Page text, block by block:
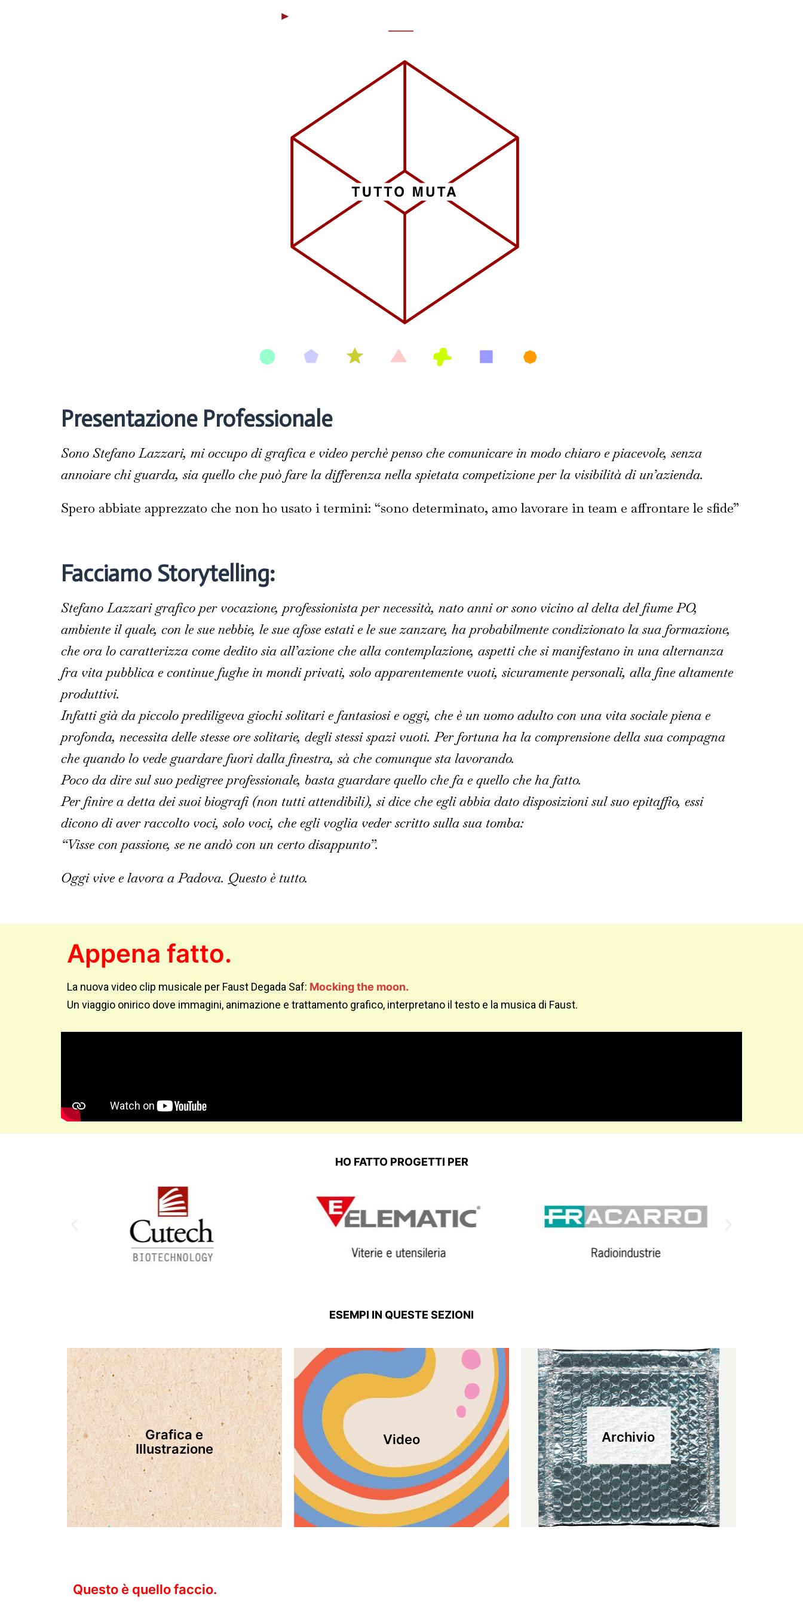
Presentazione Professionale
Sono Stefano Lazzari, mi occupo di grafica e video perchè penso che comunicare in modo chiaro e piacevole, senza
annoiare chi guarda, sia quello che può fare la differenza nella spietata competizione per la visibilità di un’azienda.
Spero abbiate apprezzato che non ho usato i termini: “sono determinato, amo lavorare in team e affrontare le sfide”
Facciamo Storytelling:
Stefano Lazzari grafico per vocazione, professionista per necessità, nato anni or sono vicino al delta del fiume PO,
ambiente il quale, con le sue nebbie, le sue afose estati e le sue zanzare, ha probabilmente condizionato la sua formazione,
che ora lo caratterizza come dedito sia all’azione che alla contemplazione, aspetti che si manifestano in una alternanza
fra vita pubblica e continue fughe in mondi privati, solo apparentemente vuoti, sicuramente personali, alla fine altamente
produttivi.
Infatti già da piccolo prediligeva giochi solitari e fantasiosi e oggi, che è un uomo adulto con una vita sociale piena e
profonda, necessita delle stesse ore solitarie, degli stessi spazi vuoti. Per fortuna ha la comprensione della sua compagna
che quando lo vede guardare fuori dalla finestra, sà che comunque sta lavorando.
Poco da dire sul suo pedigree professionale, basta guardare quello che fa e quello che ha fatto.
Per finire a detta dei suoi biografi (non tutti attendibili), si dice che egli abbia dato disposizioni sul suo epitaffio, essi
dicono di aver raccolto voci, solo voci, che egli voglia veder scritto sulla sua tomba:
“Visse con passione, se ne andò con un certo disappunto”.
Oggi vive e lavora a Padova. Questo è tutto.
Appena fatto.
La nuova video clip musicale per Faust Degada Saf: Mocking the moon.
Un viaggio onirico dove immagini, animazione e trattamento grafico, interpretano il testo e la musica di Faust.
HO FATTO PROGETTI PER
ESEMPI IN QUESTE SEZIONI
Grafica e
Illustrazione
Video Archivio
Questo è quello faccio.